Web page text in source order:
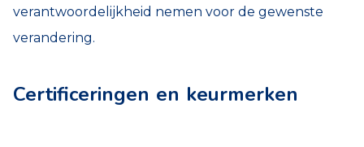
verantwoordelijkheid nemen voor de gewenste
verandering.
Certificeringen en keurmerken